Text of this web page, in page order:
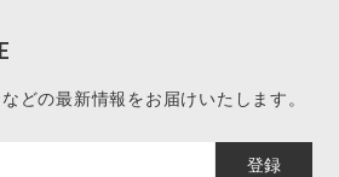
どの最新情報をお届けいたします。
登録